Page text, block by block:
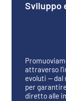
Sviluppo
attraverso
evoluti —
per
diretto alle